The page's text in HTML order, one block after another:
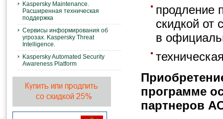
Kaspersky Maintenance.
Расширенная техническая
поддержка
Сервисы информирования об
угрозах. Kaspersky Threat
Intelligence.
Kaspersky Automated Security
Awareness Platform
продление
скидкой от
в
программе
партнеров